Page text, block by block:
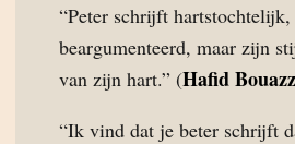
“Peter schrijft
beargumenteerd, maar zijn
van zijn hart.” (Hafid
“Ik vind dat je beter schrijft